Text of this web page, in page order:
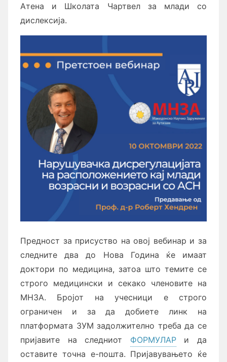
Атена и Школата Чартвел за млади со
дислексија.
Предност за присуство на овој вебинар и за
следните два до Нова Година ќе имаат
доктори по медицина, затоа што темите се
строго медицински и секако членовите на
МНЗА. Бројот на учесници е строго
ограничен и за да добиете линк на
платформата ЗУМ задолжително треба да се
пријавите на следниот ФОРМУЛАРи да
оставите точна е-пошта. Пријавувањето ќе